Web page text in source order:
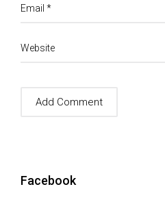
Email *
Website
Facebook